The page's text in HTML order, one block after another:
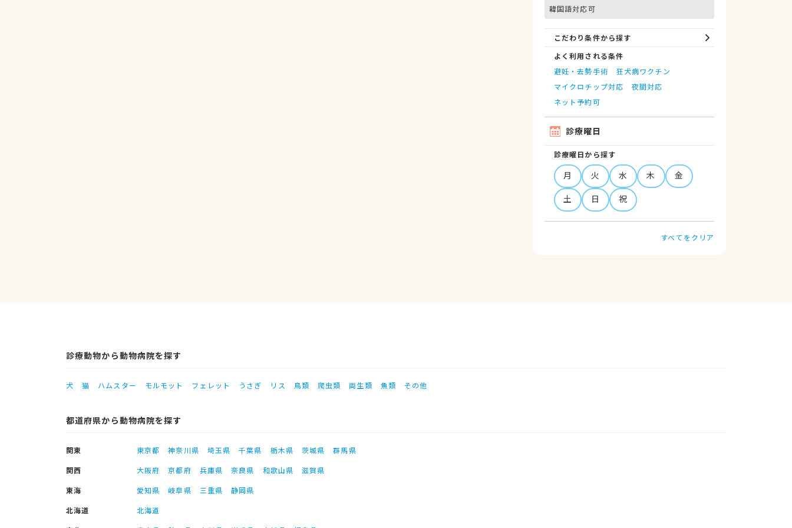
韓国語対応可
こだわり条件から探す
よく利用される条件
避妊・去勢手術
狂犬病ワクチン
マイクロチップ対応
夜間対応
ネット予約可
診療曜日
診療曜日から探す
月 火 水 木
金
土
日 祝
すべてをクリア
診療動物から動物病院を探す
犬 猫 ハムスター モルモット フェレット うさぎ リス 鳥類 爬虫類 両生類 魚類 その他
都道府県から動物病院を探す
関東 東京都 神奈川県 埼玉県 千葉県 栃木県 茨城県
群馬県
関西
大阪府 京都府 兵庫県 奈良県 和歌山県
滋賀県
東海
愛知県 岐阜県 三重県
静岡県
北海道
北海道